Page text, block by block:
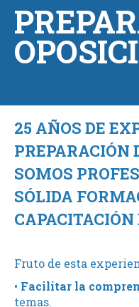
25 AÑOS DE
PREPARACIÓN
SOMOS
SÓLIDA
CAPACITACIÓN
Fruto de esta
• Facilitar la
temas.